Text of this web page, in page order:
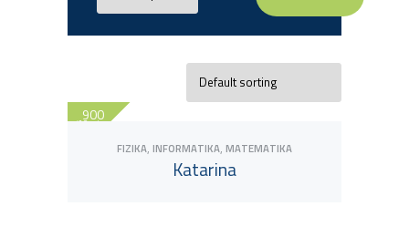
900
90 min
FIZIKA, INFORMATIKA, MATEMATIKA
Katarina